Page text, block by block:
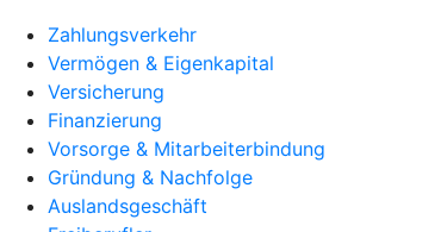
Zahlungsverkehr
Vermögen & Eigenkapital
Versicherung
Finanzierung
Vorsorge & Mitarbeiterbindung
Gründung & Nachfolge
Auslandsgeschäft